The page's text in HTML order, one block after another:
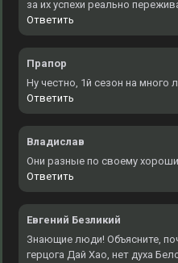
за их успехи реально
Ответить
Прапор
Ну честно, 1й сезон на много
Ответить
Владислав
Они разные по своему хороши
Ответить
Евгений Безликий
Знающие люди! Объясните,
герцога Дай Хао, нет духа